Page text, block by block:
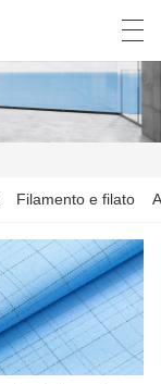
Filamento e filato